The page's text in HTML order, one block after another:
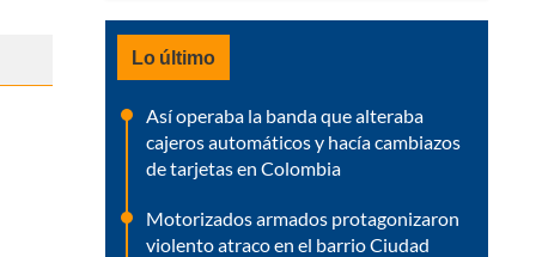
Lo último
Así operaba la banda que alteraba
cajeros automáticos y hacía cambiazos
de tarjetas en Colombia
Motorizados armados protagonizaron
violento atraco en el barrio Ciudad